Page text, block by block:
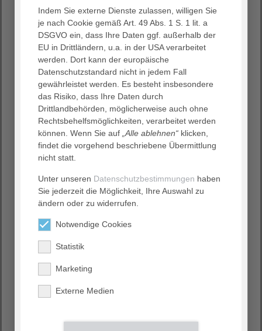
Was ist das Netzwerk Demenz?
Demenzielle Erkrankungen verändern das Leben. Sie
stellen eine Herausforderung dar für Betroffene und
deren Familien, das Gesundheitssystem und uns alle als
Gesellschaft. Diesen Herausforderungen können wir
deshalb auch nur gemeinsam begegnen.
Aus dieser Überzeugung heraus wurde das Netzwerk
Demenz Heidelberg als regionales Netzwerk durch das
Geriatrische Zentrum am Universitätsklinikum
Heidelberg, demAGAPLESION BETHANIEN
KRANKENHAUS HEIDELBERGin enger Kooperation mit
der Stadt Heidelberg (Amt für Soziales und Senioren) und
Netzwerk Demenz- reinschauen lohnt sich!
Wir freuen uns über Ihr Interesse!
AGAPLESION BETHANIEN KRANKENHAUS HEIDELBERG
Indem Sie externe Dienste zulassen, willigen Sie
je nach Cookie gemäß Art. 49 Abs. 1 S. 1 lit. a
DSGVO ein, dass Ihre Daten ggf. außerhalb der
EU in Drittländern, u.a. in der USA verarbeitet
werden. Dort kann der europäische
Datenschutzstandard nicht in jedem Fall
gewährleistet werden. Es besteht insbesondere
das Risiko, dass Ihre Daten durch
Drittlandbehörden, möglicherweise auch ohne
Rechtsbehelfsmöglichkeiten, verarbeitet werden
können. Wenn Sie auf „Alle ablehnen“ klicken,
findet die vorgehend beschriebene Übermittlung
nicht statt.
Unter unseren Datenschutzbestimmungen haben
Sie jederzeit die Möglichkeit, Ihre Auswahl zu
ändern oder zu widerrufen.
Notwendige Cookies
Statistik
Marketing
Externe Medien